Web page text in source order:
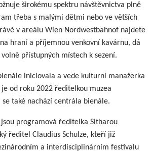
širokému spektru návštěvnictva plně
třeba s malými dětmi nebo ve větších
v areálu Wien Nordwestbahnof najdete
hraní a příjemnou venkovní kavárnu, dá
přístupných místech k sezení.
iniciovala a vede kulturní manažerka
od roku 2022 ředitelkou muzea
se také nachází centrála bienále.
programová ředitelka Sitharou
ředitel Claudius Schulze, kteří již
a interdisciplinárním festivalu